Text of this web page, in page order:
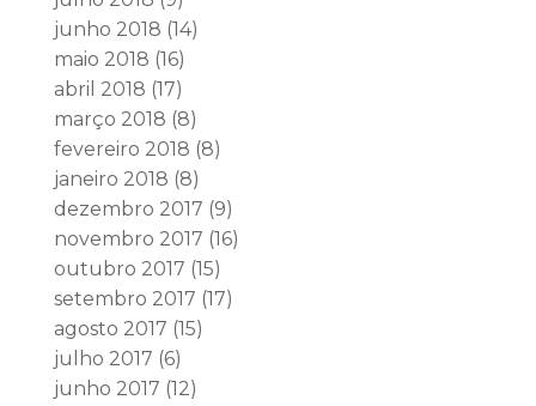
junho 2018 (14)
maio 2018 (16)
abril 2018 (17)
março 2018 (8)
fevereiro 2018 (8)
janeiro 2018 (8)
dezembro 2017 (9)
novembro 2017 (16)
outubro 2017 (15)
setembro 2017 (17)
agosto 2017 (15)
julho 2017 (6)
junho 2017 (12)